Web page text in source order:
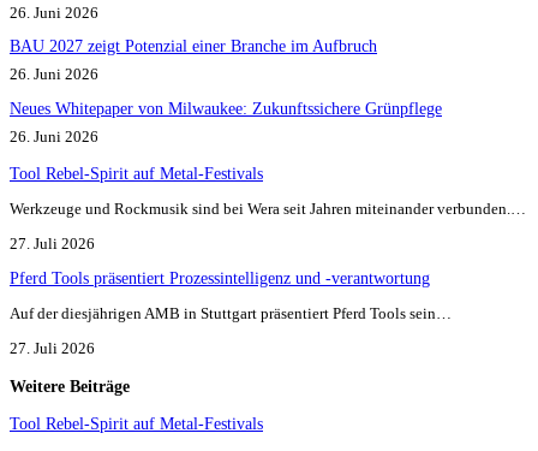
26. Juni 2026
BAU 2027 zeigt Potenzial einer Branche im Aufbruch​
26. Juni 2026
Neues Whitepaper von Milwaukee: Zukunftssichere Grünpflege
26. Juni 2026
Tool Rebel-Spirit auf Metal-Festivals
Werkzeuge und Rockmusik sind bei Wera seit Jahren miteinander verbunden.…
27. Juli 2026
Pferd Tools präsentiert Prozessintelligenz und -verantwortung
Auf der diesjährigen AMB in Stuttgart präsentiert Pferd Tools sein…
27. Juli 2026
Weitere Beiträge
Tool Rebel-Spirit auf Metal-Festivals